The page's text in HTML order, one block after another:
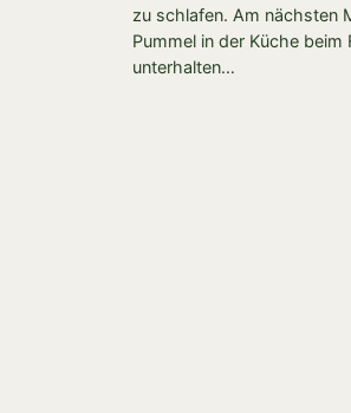
zu schlafen. Am nächsten
Pummel in der Küche beim
unterhalten…